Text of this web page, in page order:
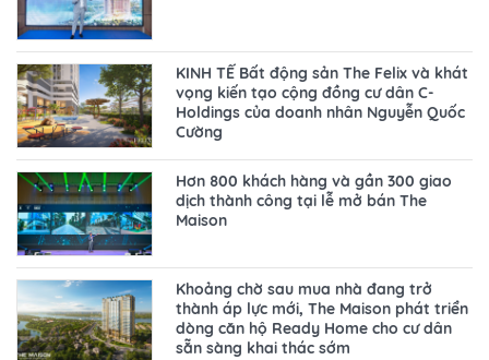
KINH TẾ Bất động sản The Felix và khát
vọng kiến tạo cộng đồng cư dân C-
Holdings của doanh nhân Nguyễn Quốc
Cường
Hơn 800 khách hàng và gần 300 giao
dịch thành công tại lễ mở bán The
Maison
Khoảng chờ sau mua nhà đang trở
thành áp lực mới, The Maison phát triển
dòng căn hộ Ready Home cho cư dân
sẵn sàng khai thác sớm